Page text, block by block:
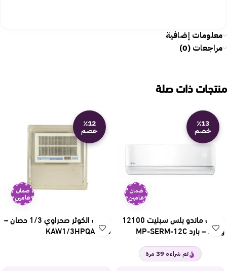
معلومات إضافية
مراجعات (0)
منتجات ذات صلة
٪13
خصم
ضمان
عامين
مكيف ماندو بلس سبليت 12100
وحدة – بارد MP-SERM-12C
تم شراءه 39 مرة
٪12
خصم
ضمان
عامين
مكيف الكوثر صحراوي 1/3 حصان –
قش KAW1/3HPQA